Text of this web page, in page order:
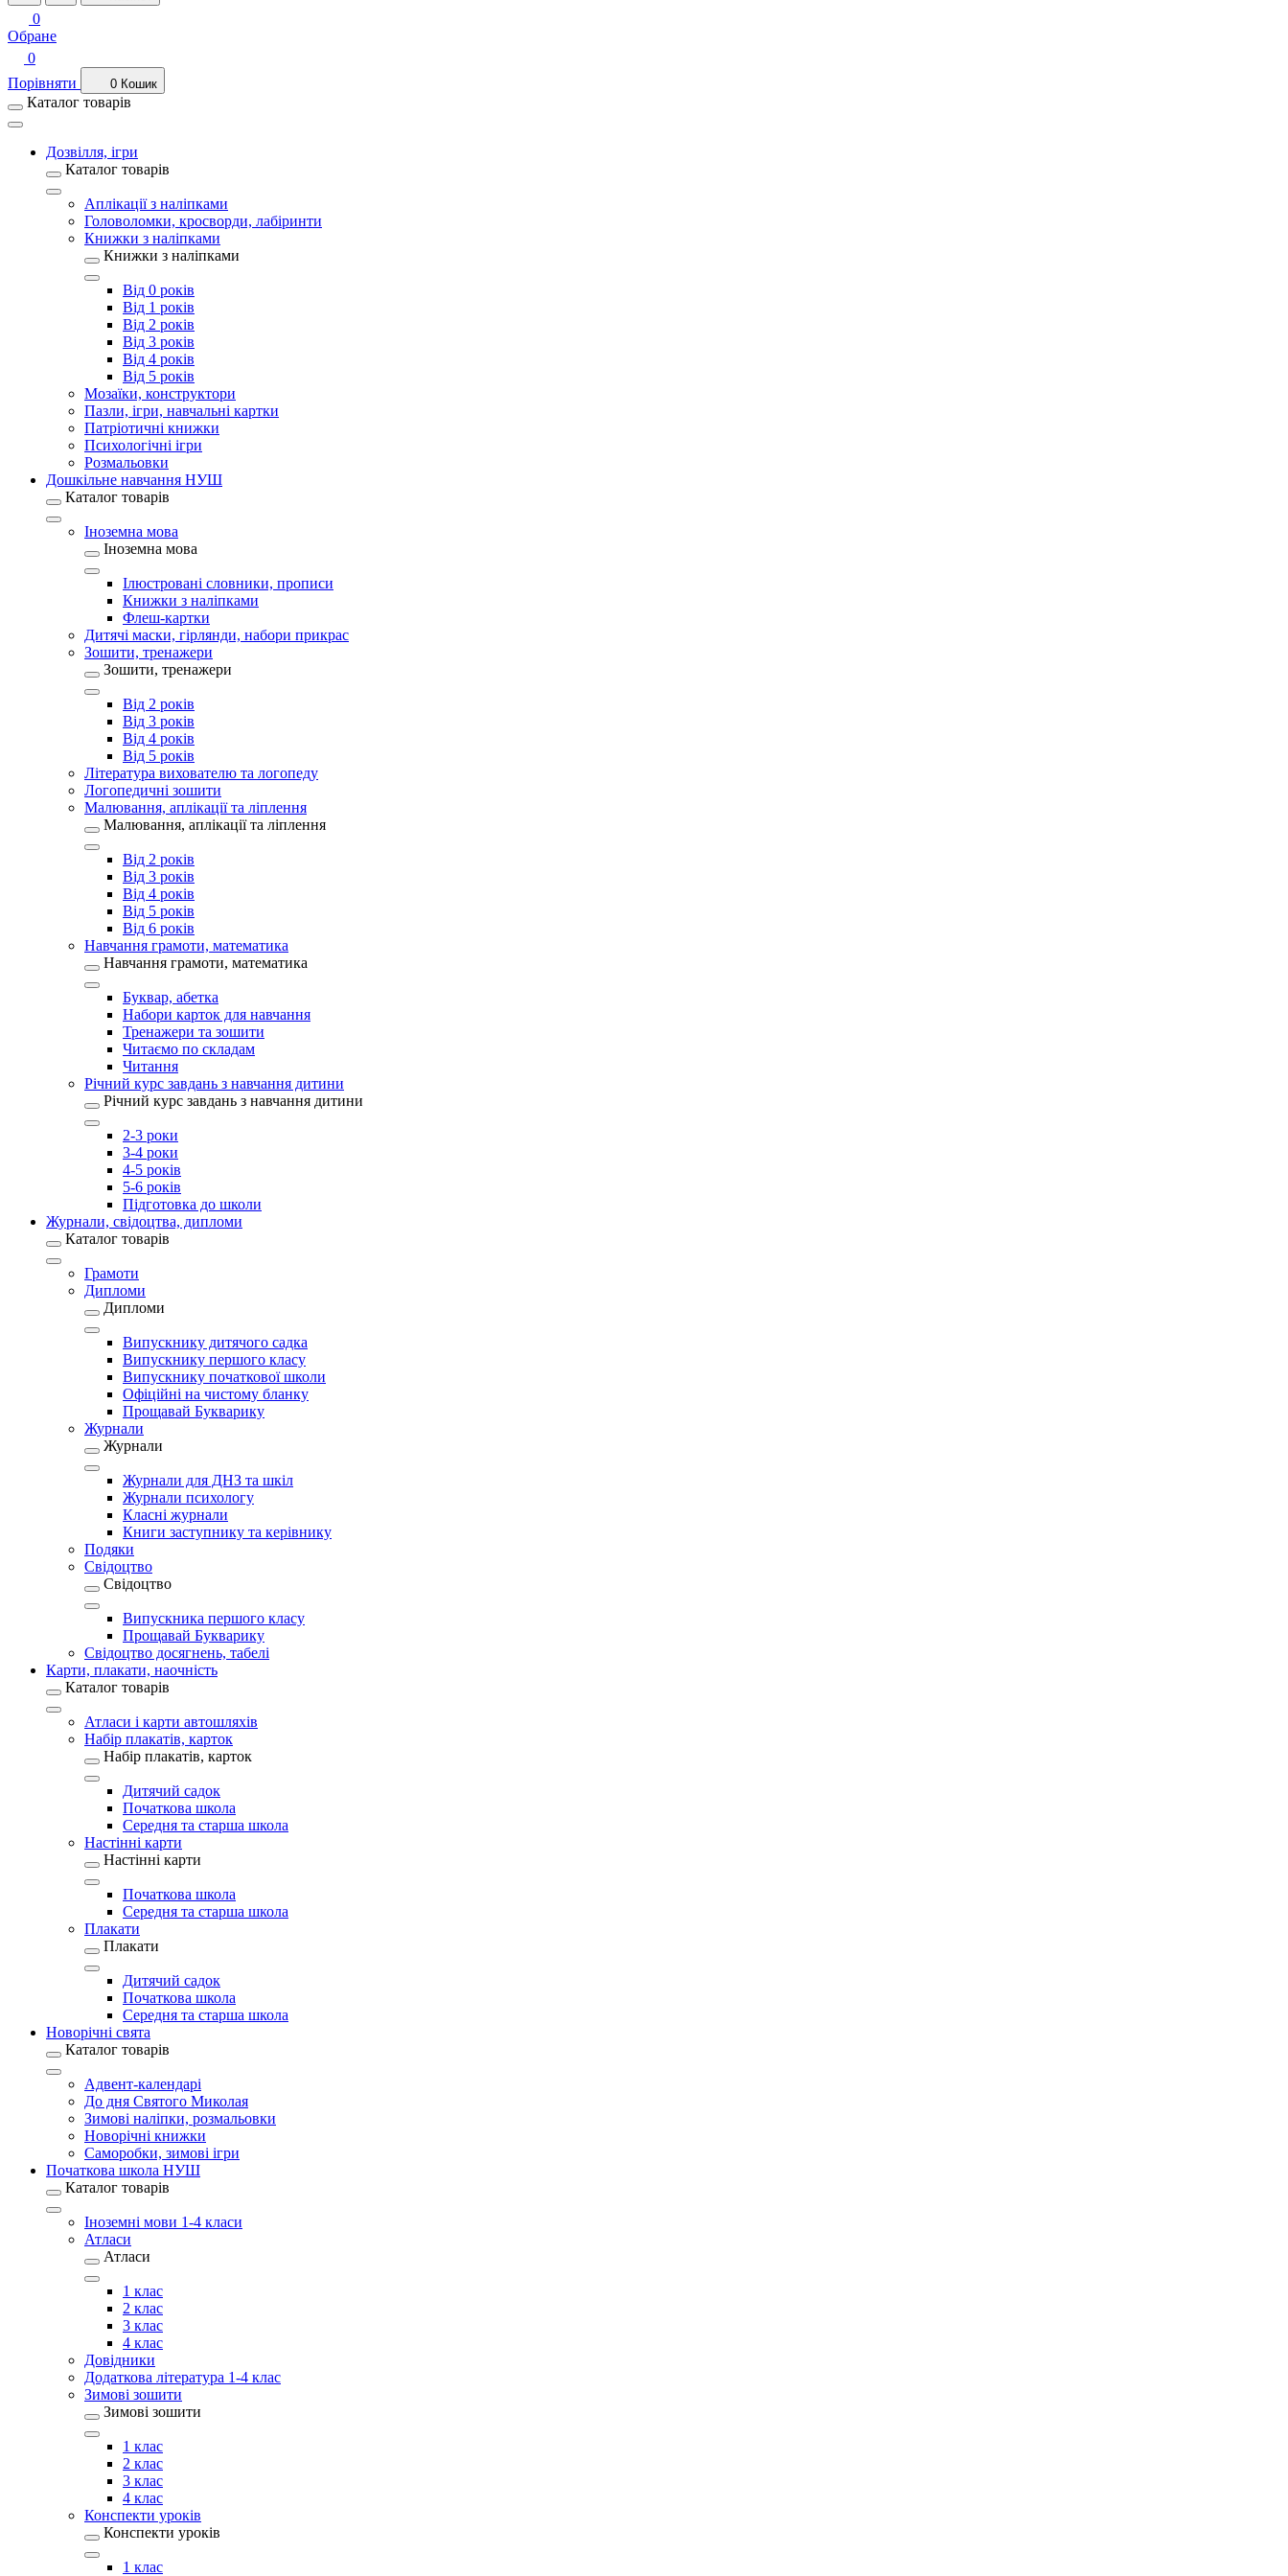
0
Обране
0
Порівняти
0 Кошик
Каталог товарів
Дозвілля, ігри
Каталог товарів
Аплікації з наліпками
Головоломки, кросворди, лабіринти
Книжки з наліпками
Книжки з наліпками
Від 0 років
Від 1 років
Від 2 років
Від 3 років
Від 4 років
Від 5 років
Мозаїки, конструктори
Пазли, ігри, навчальні картки
Патріотичні книжки
Психологічні ігри
Розмальовки
Дошкільне навчання НУШ
Каталог товарів
Іноземна мова
Іноземна мова
Ілюстровані словники, прописи
Книжки з наліпками
Флеш-картки
Дитячі маски, гірлянди, набори прикрас
Зошити, тренажери
Зошити, тренажери
Від 2 років
Від 3 років
Від 4 років
Від 5 років
Література вихователю та логопеду
Логопедичні зошити
Малювання, аплікації та ліплення
Малювання, аплікації та ліплення
Від 2 років
Від 3 років
Від 4 років
Від 5 років
Від 6 років
Навчання грамоти, математика
Навчання грамоти, математика
Буквар, абетка
Набори карток для навчання
Тренажери та зошити
Читаємо по складам
Читання
Річний курс завдань з навчання дитини
Річний курс завдань з навчання дитини
2-3 роки
3-4 роки
4-5 років
5-6 років
Підготовка до школи
Журнали, свідоцтва, дипломи
Каталог товарів
Грамоти
Дипломи
Дипломи
Випускнику дитячого садка
Випускнику першого класу
Випускнику початкової школи
Офіційні на чистому бланку
Прощавай Букварику
Журнали
Журнали
Журнали для ДНЗ та шкіл
Журнали психологу
Класні журнали
Книги заступнику та керівнику
Подяки
Свідоцтво
Свідоцтво
Випускника першого класу
Прощавай Букварику
Свідоцтво досягнень, табелі
Карти, плакати, наочність
Каталог товарів
Атласи і карти автошляхів
Набір плакатів, карток
Набір плакатів, карток
Дитячий садок
Початкова школа
Середня та старша школа
Настінні карти
Настінні карти
Початкова школа
Середня та старша школа
Плакати
Плакати
Дитячий садок
Початкова школа
Середня та старша школа
Новорічні свята
Каталог товарів
Адвент-календарі
До дня Святого Миколая
Зимові наліпки, розмальовки
Новорічні книжки
Саморобки, зимові ігри
Початкова школа НУШ
Каталог товарів
Іноземні мови 1-4 класи
Атласи
Атласи
1 клас
2 клас
3 клас
4 клас
Довідники
Додаткова література 1-4 клас
Зимові зошити
Зимові зошити
1 клас
2 клас
3 клас
4 клас
Конспекти уроків
Конспекти уроків
1 клас